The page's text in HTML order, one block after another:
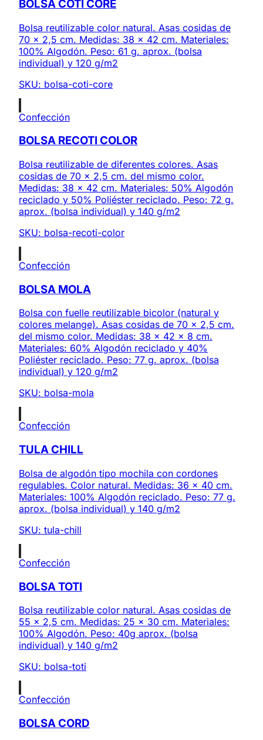
BOLSA COTI CORE
Bolsa reutilizable color natural. Asas cosidas de
70 x 2,5 cm. Medidas: 38 x 42 cm. Materiales:
100% Algodón. Peso: 61 g. aprox. (bolsa
individual) y 120 g/m2
SKU: bolsa-coti-core
Confección
BOLSA RECOTI COLOR
Bolsa reutilizable de diferentes colores. Asas
cosidas de 70 x 2,5 cm. del mismo color.
Medidas: 38 x 42 cm. Materiales: 50% Algodón
reciclado y 50% Poliéster reciclado. Peso: 72 g.
aprox. (bolsa individual) y 140 g/m2
SKU: bolsa-recoti-color
Confección
BOLSA MOLA
Bolsa con fuelle reutilizable bicolor (natural y
colores melange). Asas cosidas de 70 x 2,5 cm.
del mismo color. Medidas: 38 x 42 x 8 cm.
Materiales: 60% Algodón reciclado y 40%
Poliéster reciclado. Peso: 77 g. aprox. (bolsa
individual) y 120 g/m2
SKU: bolsa-mola
Confección
TULA CHILL
Bolsa de algodón tipo mochila con cordones
regulables. Color natural. Medidas: 36 x 40 cm.
Materiales: 100% Algodón reciclado. Peso: 77 g.
aprox. (bolsa individual) y 140 g/m2
SKU: tula-chill
Confección
BOLSA TOTI
Bolsa reutilizable color natural. Asas cosidas de
55 x 2,5 cm. Medidas: 25 x 30 cm. Materiales:
100% Algodón. Peso: 40g aprox. (bolsa
individual) y 140 g/m2
SKU: bolsa-toti
Confección
BOLSA CORD